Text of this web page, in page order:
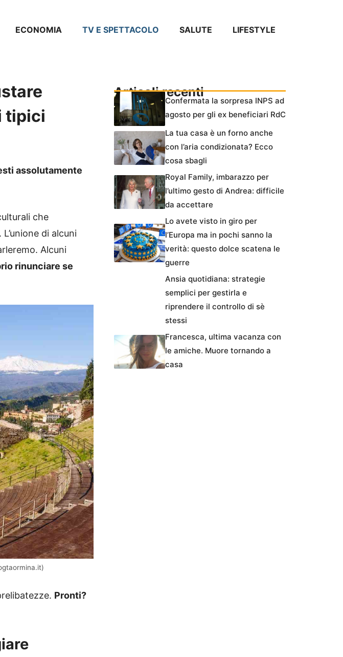
ECONOMIA TV E SPETTACOLO SALUTE LIFESTYLE
tipici
assolutamente
che
di alcuni
Alcuni
rinunciare se
Pronti?
Articoli recenti
Confermata la sorpresa INPS ad
agosto per gli ex beneficiari RdC
La tua casa è un forno anche
con l’aria condizionata? Ecco
cosa sbagli
Royal Family, imbarazzo per
l’ultimo gesto di Andrea: difficile
da accettare
Lo avete visto in giro per
l’Europa ma in pochi sanno la
verità: questo dolce scatena le
guerre
Ansia quotidiana: strategie
semplici per gestirla e
riprendere il controllo di sè
stessi
Francesca, ultima vacanza con
le amiche. Muore tornando a
casa